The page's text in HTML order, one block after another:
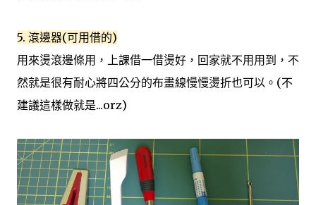
5. 滾邊器(可用借的)
用來燙滾邊條用，上課借一借燙好，回家就不用用到，不
然就是很有耐心將四公分的布畫線慢慢燙折也可以。(不
建議這樣做就是...orz)